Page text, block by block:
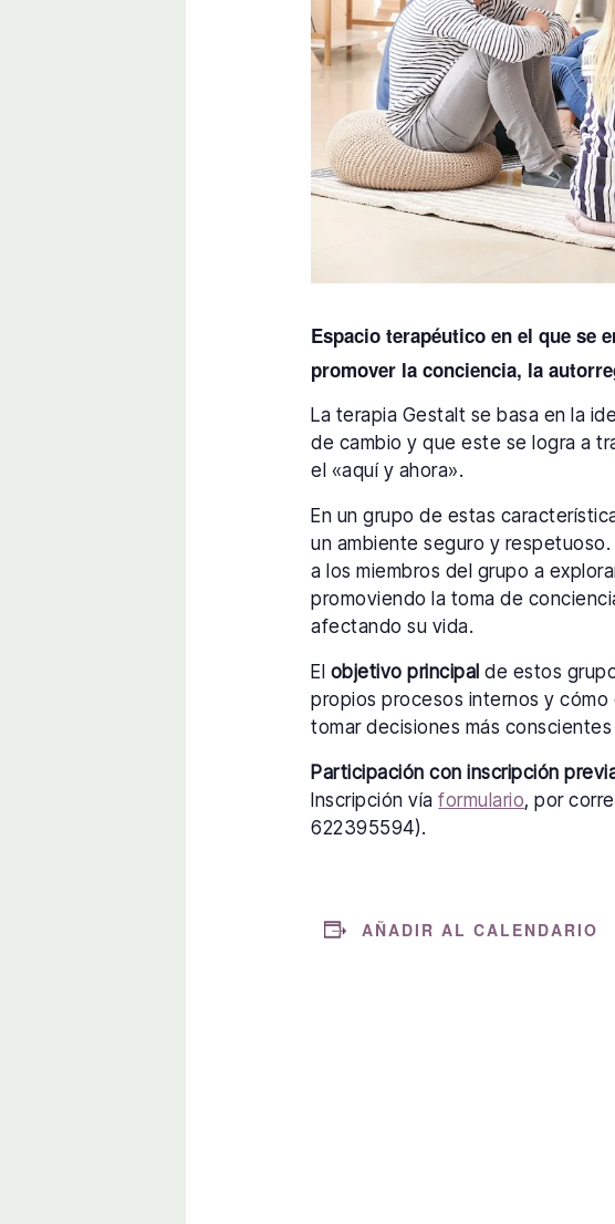
Espacio terapéutico en el que se
promover la conciencia, la
La terapia Gestalt se basa en la
de cambio y que este se logra a
el «aquí y ahora».
En un grupo de estas
un ambiente seguro y
a los miembros del grupo a
promoviendo la toma de
afectando su vida.
El objetivo principal de estos
propios procesos internos y
tomar decisiones más
Participación con inscripción
Inscripción víaformulario, por
622395594).
AÑADIR AL CALENDARIO